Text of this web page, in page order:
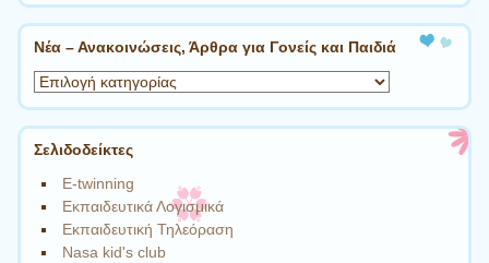
Νέα – Ανακοινώσεις, Άρθρα για Γονείς και Παιδιά
Νέα
–
Ανακοινώσεις,
Άρθρα
Γονείς
Παιδιά
Σελιδοδείκτες
E-twinning
Eκπαιδευτικά Λογισμικά
Eκπαιδευτική Τηλεόραση
Nasa kid's club